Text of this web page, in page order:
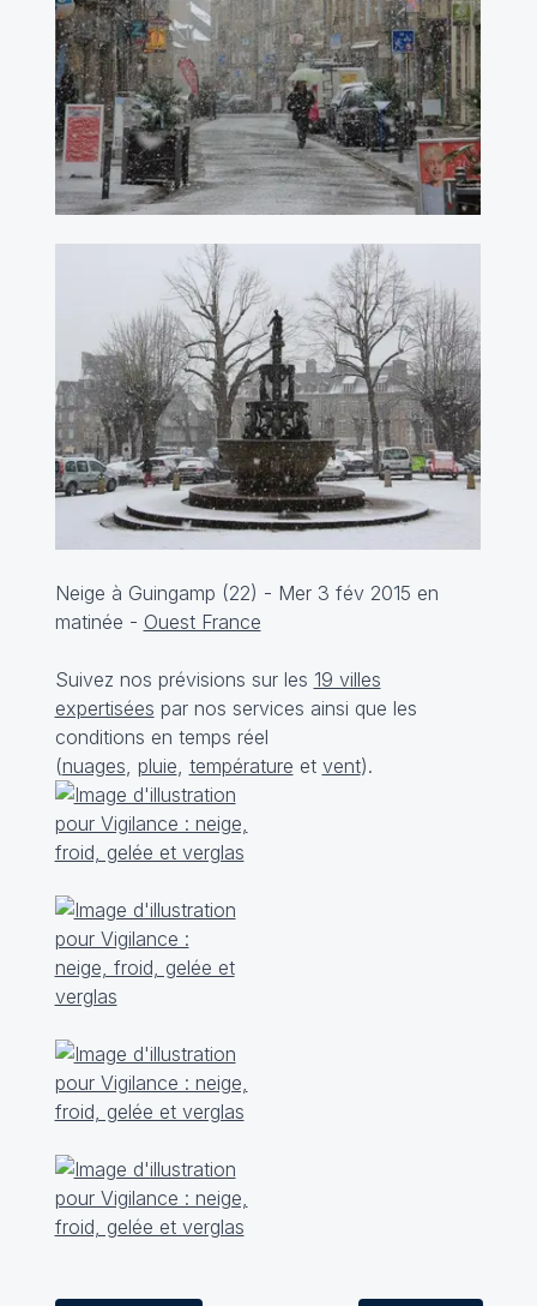
Neige à Guingamp (22) - Mer 3 fév 2015 en
matinée - Ouest France
Suivez nos prévisions sur les 19 villes
expertisées par nos services ainsi que les
conditions en temps réel
(nuages pluie température et vent).